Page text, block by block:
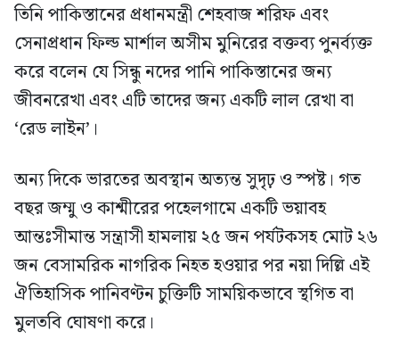
তিনি পাকিস্তানের প্রধানমন্ত্রী শেহবাজ শরিফ এবং
সেনাপ্রধান ফিল্ড মার্শাল অসীম মুনিরের বক্তব্য পুনর্ব্যক্ত
করে বলেন যে সিন্ধু নদের পানি পাকিস্তানের জন্য
জীবনরেখা এবং এটি তাদের জন্য একটি লাল রেখা বা
‘রেড লাইন’।
অন্য দিকে ভারতের অবস্থান অত্যন্ত সুদৃঢ় ও স্পষ্ট। গত
বছর জম্মু ও কাশ্মীরের পহেলগামে একটি ভয়াবহ
আন্তঃসীমান্ত সন্ত্রাসী হামলায় ২৫ জন পর্যটকসহ মোট ২৬
জন বেসামরিক নাগরিক নিহত হওয়ার পর নয়া দিল্লি এই
ঐতিহাসিক পানিবণ্টন চুক্তিটি সাময়িকভাবে স্থগিত বা
মুলতবি ঘোষণা করে।